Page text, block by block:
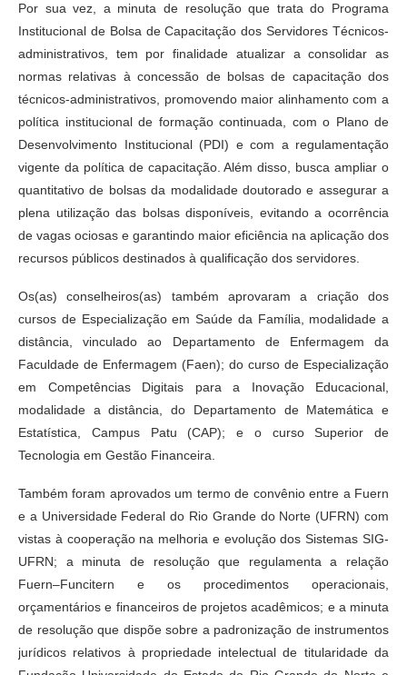
Por sua vez, a minuta de resolução que trata do Programa
Institucional de Bolsa de Capacitação dos Servidores Técnicos-
administrativos, tem por finalidade atualizar a consolidar as
normas relativas à concessão de bolsas de capacitação dos
técnicos-administrativos, promovendo maior alinhamento com a
política institucional de formação continuada, com o Plano de
Desenvolvimento Institucional (PDI) e com a regulamentação
vigente da política de capacitação. Além disso, busca ampliar o
quantitativo de bolsas da modalidade doutorado e assegurar a
plena utilização das bolsas disponíveis, evitando a ocorrência
de vagas ociosas e garantindo maior eficiência na aplicação dos
recursos públicos destinados à qualificação dos servidores.
Os(as) conselheiros(as) também aprovaram a criação dos
cursos de Especialização em Saúde da Família, modalidade a
distância, vinculado ao Departamento de Enfermagem da
Faculdade de Enfermagem (Faen); do curso de Especialização
em Competências Digitais para a Inovação Educacional,
modalidade a distância, do Departamento de Matemática e
Estatística, Campus Patu (CAP); e o curso Superior de
Tecnologia em Gestão Financeira.
Também foram aprovados um termo de convênio entre a Fuern
e a Universidade Federal do Rio Grande do Norte (UFRN) com
vistas à cooperação na melhoria e evolução dos Sistemas SIG-
UFRN; a minuta de resolução que regulamenta a relação
Fuern–Funcitern e os procedimentos operacionais,
orçamentários e financeiros de projetos acadêmicos; e a minuta
de resolução que dispõe sobre a padronização de instrumentos
jurídicos relativos à propriedade intelectual de titularidade da